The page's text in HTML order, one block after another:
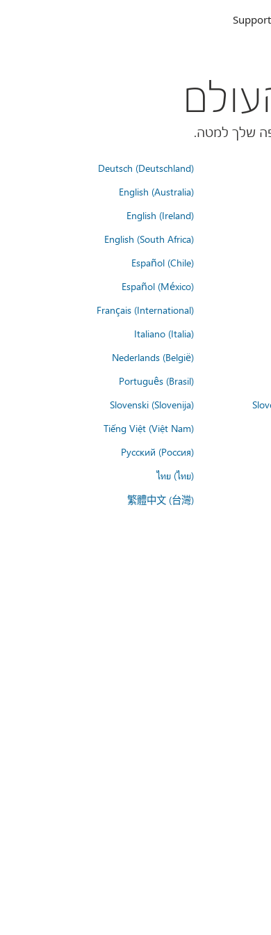
Support
Deutsch (Deutschland)
English (Australia)
English (Ireland)
English (South Africa)
Español (Chile)
Español (México)
Français (International)
Italiano (Italia)
Nederlands (België)
Português (Brasil)
Slovenski (Slovenija)
Tiếng Việt (Việt Nam)
Русский (Россия)
ไทย (ไทย)
繁體中文 (台灣)